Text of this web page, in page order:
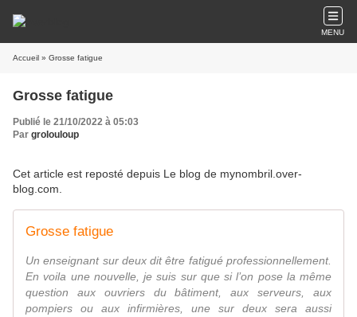
MENU
Accueil » Grosse fatigue
Grosse fatigue
Publié le 21/10/2022 à 05:03
Par grolouloup
Cet article est reposté depuis Le blog de mynombril.over-
blog.com
Grosse fatigue
Un enseignant sur deux dit être fatigué professionnellement.
En voila une nouvelle, je suis sur que si l’on pose la même
question aux ouvriers du bâtiment, aux serveurs, aux
pompiers ou aux infirmières, une sur deux sera aussi